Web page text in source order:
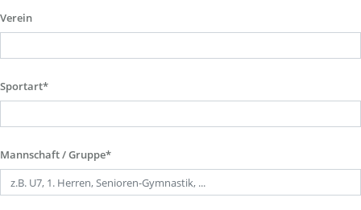
Verein
Sportart*
Mannschaft / Gruppe*